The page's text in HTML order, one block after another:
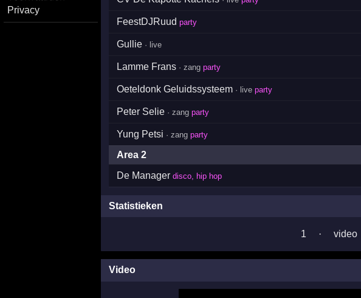
Privacy
FeestDJRuud party
Gullie· live
Lamme Frans· zang party
Oeteldonk Geluidssysteem· live party
Peter Selie· zang party
Yung Petsi · zang party
Area 2
De Manager disco, hip hop
Statistieken
1 · video
Video